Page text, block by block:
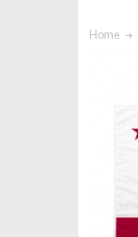
Home